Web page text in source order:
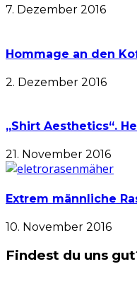
7. Dezember 2016
Hommage an den
2. Dezember 2016
„Shirt Aesthetics“.
21. November 2016
Extrem männliche
10. November 2016
Findest du uns